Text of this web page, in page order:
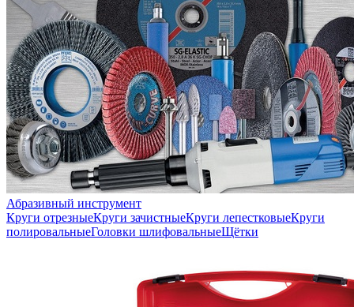
Абразивный инструмент
Круги отрезныеКруги зачистныеКруги лепестковыеКруги
полировальныеГоловки шлифовальныеЩётки